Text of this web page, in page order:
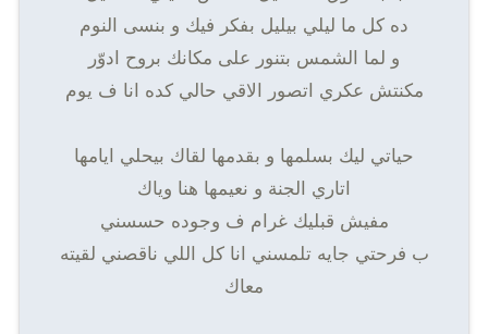
ده كل ما ليلي بيليل بفكر فيك و بنسى النوم
و لما الشمس بتنور على مكانك بروح ادوّر
مكنتش عكري اتصور الاقي حالي كده انا ف يوم
حياتي ليك بسلمها و بقدمها لقاك بيحلي ايامها
اتاري الجنة و نعيمها هنا وياك
مفيش قبليك غرام ف وجوده حسسني
ب فرحتي جايه تلمسني انا كل اللي ناقصني لقيته
معاك